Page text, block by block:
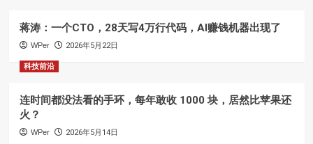
蒋涛：一个CTO，28天写4万行代码，AI赚钱机器出现了
WPer 2026年5月22日
科技前沿
连时间都没法看的手环，每年敢收 1000 块，居然比苹果还
火？
WPer 2026年5月14日